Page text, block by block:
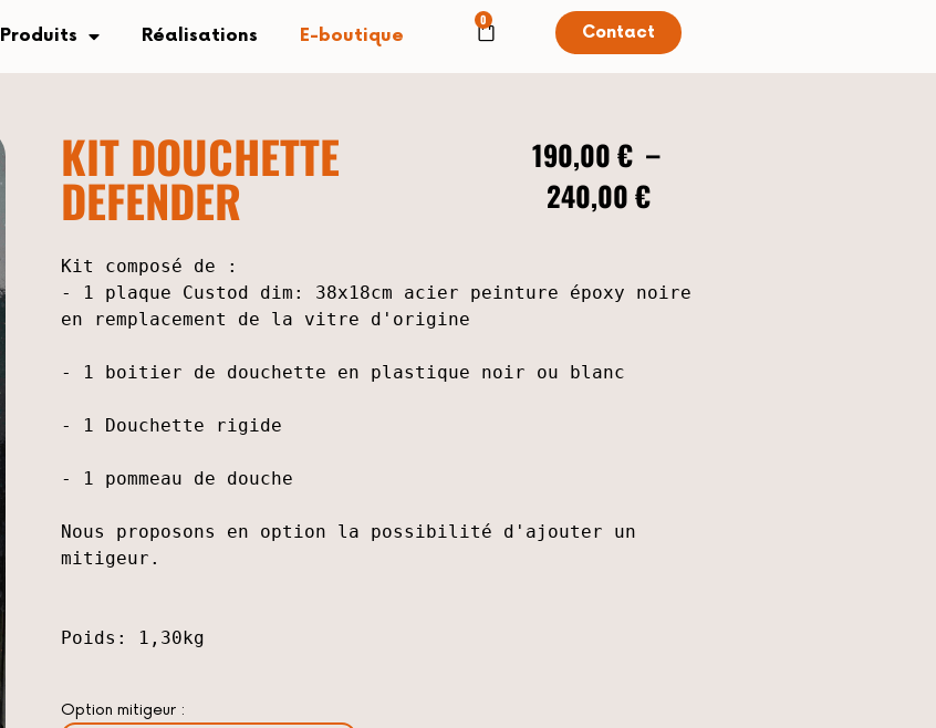
Produits Réalisations E-boutique
0
Contact
KIT DOUCHETTE
DEFENDER
190,00€ –
240,00€
Kit composé de :
- 1 plaque Custod dim: 38x18cm acier peinture époxy noire
en remplacement de la vitre d'origine
- 1 boitier de douchette en plastique noir ou blanc
- 1 Douchette rigide
- 1 pommeau de douche
Nous proposons en option la possibilité d'ajouter un
Poids: 1,30kg
Option mitigeur :